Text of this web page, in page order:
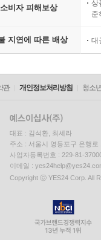
소비자 피해보상
상
준
지연에 따른 배상 대
관 개인정보처리방침 청소
대표 : 김석환, 최세라
주소 : 서울시 영등포구 은행
사업자등록번호 : 229-81-
이메일 :
Copyright ⓒ YES24 Corp. All